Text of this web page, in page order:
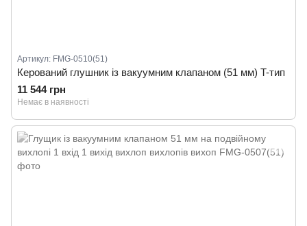
Артикул: FMG-0510(51)
Керований глушник із вакуумним клапаном (51 мм) T-тип
11 544 грн
Немає в наявності